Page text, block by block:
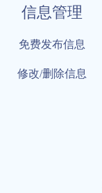
信息管理
免费发布信息
修改/删除信息